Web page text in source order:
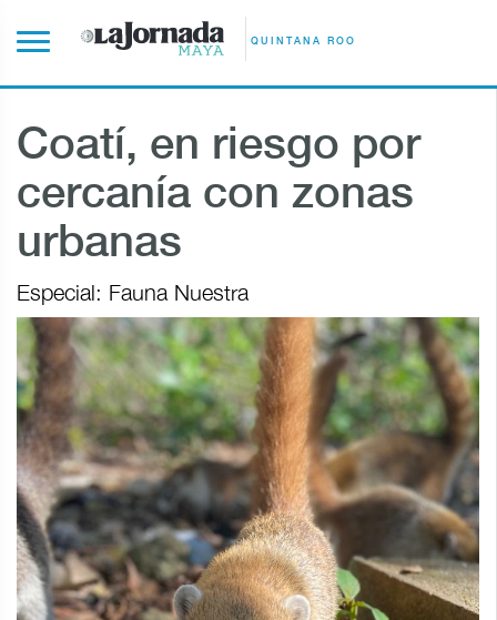
QUINTANA ROO
Coatí, en riesgo por
cercanía con zonas
urbanas
Especial: Fauna Nuestra